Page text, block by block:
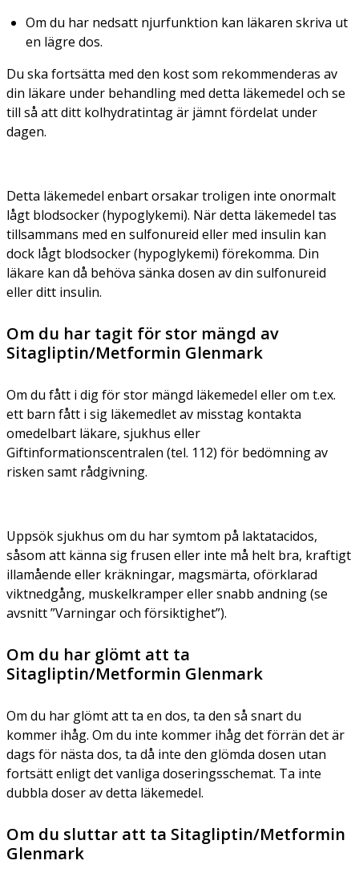
Om du har nedsatt njurfunktion kan läkaren skriva ut
en lägre dos.
Du ska fortsätta med den kost som rekommenderas av
din läkare under behandling med detta läkemedel och se
till så att ditt kolhydratintag är jämnt fördelat under
dagen.
Detta läkemedel enbart orsakar troligen inte onormalt
lågt blodsocker (hypoglykemi). När detta läkemedel tas
tillsammans med en sulfonureid eller med insulin kan
dock lågt blodsocker (hypoglykemi) förekomma. Din
läkare kan då behöva sänka dosen av din sulfonureid
eller ditt insulin.
Om du har tagit för stor mängd av
Sitagliptin/Metformin Glenmark
Om du fått i dig för stor mängd läkemedel eller om t.ex.
ett barn fått i sig läkemedlet av misstag kontakta
omedelbart läkare, sjukhus eller
Giftinformationscentralen (tel. 112) för bedömning av
risken samt rådgivning.
Uppsök sjukhus om du har symtom på laktatacidos,
såsom att känna sig frusen eller inte må helt bra, kraftigt
illamående eller kräkningar, magsmärta, oförklarad
viktnedgång, muskelkramper eller snabb andning (se
avsnitt ”Varningar och försiktighet”).
Om du har glömt att ta
Sitagliptin/Metformin Glenmark
Om du har glömt att ta en dos, ta den så snart du
kommer ihåg. Om du inte kommer ihåg det förrän det är
dags för nästa dos, ta då inte den glömda dosen utan
fortsätt enligt det vanliga doseringsschemat. Ta inte
dubbla doser av detta läkemedel.
Om du sluttar att ta Sitagliptin/Metformin
Glenmark